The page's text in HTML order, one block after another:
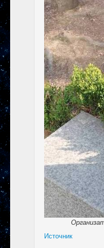
Источник